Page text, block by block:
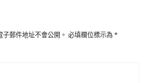
郵件地址不會公開。 必填欄位標示為*